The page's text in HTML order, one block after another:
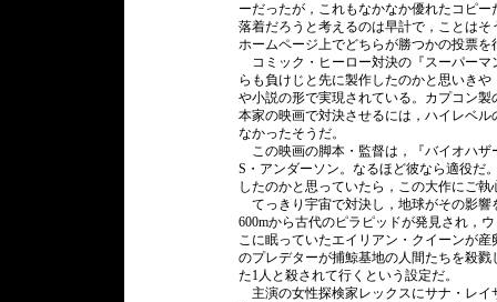
ーだったが，これもなかなか優れたコピ
落着だろうと考えるのは早計で，ことは
ホームページ上でどちらが勝つかの投票
コミック・ヒーロー対決の『スーパーマ
らも負けじと先に製作したのかと思いき
や小説の形で実現されている。カプコン
本家の映画で対決させるには，ハイレベ
なかったそうだ。
この映画の脚本・監督は，『バイオハザ
S・アンダーソン。なるほど彼なら適役だ
したのかと思っていたら，この大作にご執
てっきり宇宙で対決し，地球がその影響
600mから古代のピラピッドが発見され，
こに眠っていたエイリアン・クイーンが
のプレデターが捕鯨基地の人間たちを殺
た1人と殺されて行くという設定だ。
主演の女性探検家レックスにサナ・レイ